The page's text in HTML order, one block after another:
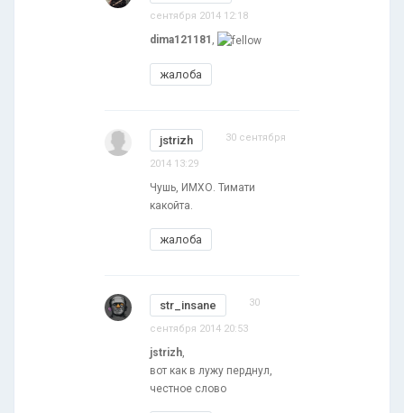
сентября 2014 12:18
dima121181 ,
жалоба
jstrizh 30 сентября
2014 13:29
Чушь, ИМХО. Тимати
какойта.
жалоба
str_insane 30
сентября 2014 20:53
jstrizh,
вот как в лужу перднул,
честное слово